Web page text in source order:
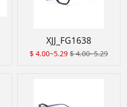
XJJ_FG1638
$ 4.00~5.29 $ 4.00~5.29